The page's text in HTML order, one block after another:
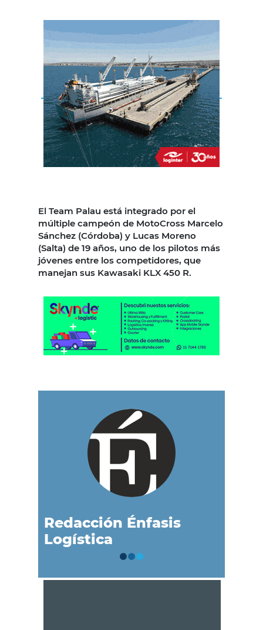
El Team Palau está integrado por el
múltiple campeón de MotoCross Marcelo
Sánchez (Córdoba) y Lucas Moreno
(Salta) de 19 años, uno de los pilotos más
jóvenes entre los competidores, que
manejan sus Kawasaki KLX 450 R.
Redacción Énfasis
Logística